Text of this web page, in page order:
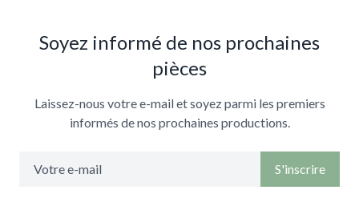
Soyez informé de nos prochaines
pièces
Laissez-nous votre e-mail et soyez parmi les premiers
informés de nos prochaines productions.
S'inscrire